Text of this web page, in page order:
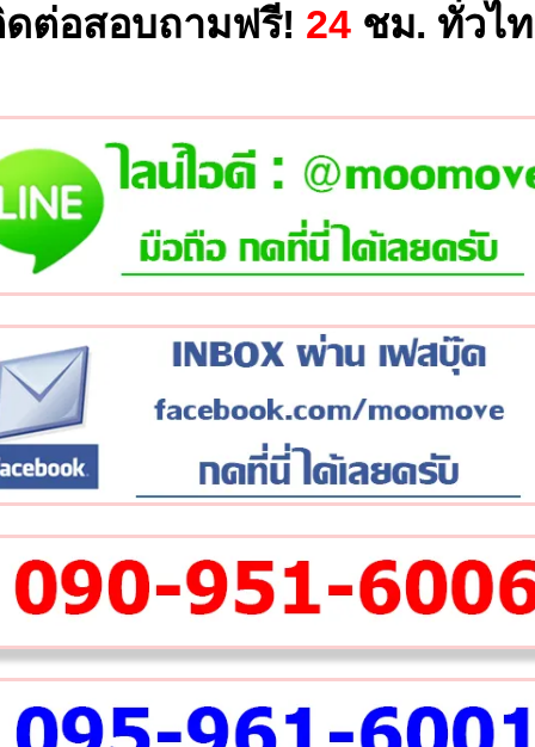
ต่อสอบถามฟรี! 24ชม. ทั่วไ